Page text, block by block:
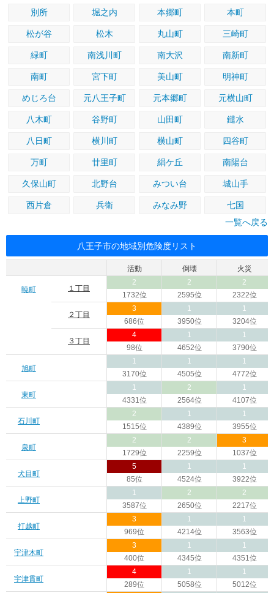
別所 堀之内 本郷町 本町
松が谷 松木 丸山町 三崎町
緑町 南浅川町 南大沢 南新町
南町 宮下町 美山町 明神町
めじろ台 元八王子町 元本郷町 元横山町
八木町 谷野町 山田町 鑓水
八日町 横川町 横山町 四谷町
万町 廿里町 絹ケ丘 南陽台
久保山町 北野台 みつい台 城山手
西片倉 兵衛 みなみ野
七国
一覧へ戻る
八王子市の地域別危険度リスト
活動 倒壊 火災
暁町 １丁目
2
1732位
2
2595位
2
2322位
２丁目
3
686位
1
3950位
1
3204位
３丁目
4
98位
1
4652位
1
3790位
旭町
1
3170位
1
4505位
1
4772位
東町
1
4331位
2
2564位
1
4107位
石川町
2
1515位
1
4389位
1
3955位
泉町
2
1729位
2
2259位
3
1037位
犬目町
5
85位
1
4524位
1
3922位
上野町
1
3587位
2
2650位
2
2217位
打越町
3
969位
1
4214位
1
3563位
宇津木町
3
400位
1
4345位
1
4351位
宇津貫町
4
289位
1
5058位
1
5012位